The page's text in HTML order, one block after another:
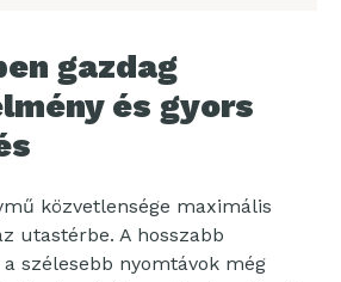
gazdag
és gyors
közvetlensége maximális
utastérbe. A hosszabb
szélesebb nyomtávok még